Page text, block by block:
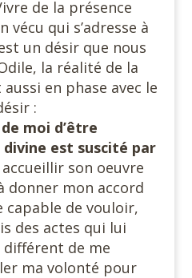
de la présence
qui s’adresse à
un désir que nous
la réalité de la
en phase avec le
:
moi d’être
est suscité par
accueillir son oeuvre
donner mon accord
capable de vouloir,
des actes qui lui
différent de me
ma volonté pour